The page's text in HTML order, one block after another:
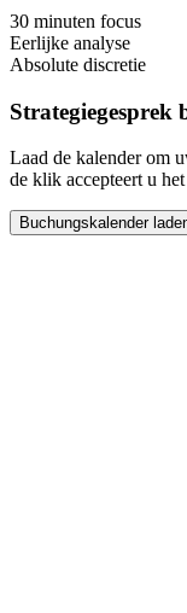
30 minuten focus
Eerlijke analyse
Absolute discretie
Strategiegesprek
Laad de kalender om
de klik accepteert u
Buchungskalender